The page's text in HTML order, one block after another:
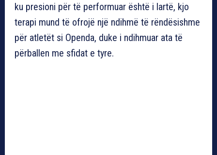
ku presioni për të performuar është i lartë, kjo
terapi mund të ofrojë një ndihmë të rëndësishme
për atletët si Openda, duke i ndihmuar ata të
përballen me sfidat e tyre.